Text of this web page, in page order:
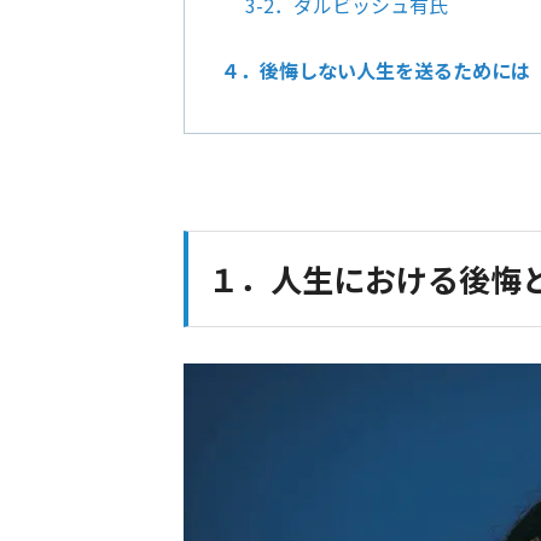
４．後悔しない人生を送るためには
１．人生における後悔